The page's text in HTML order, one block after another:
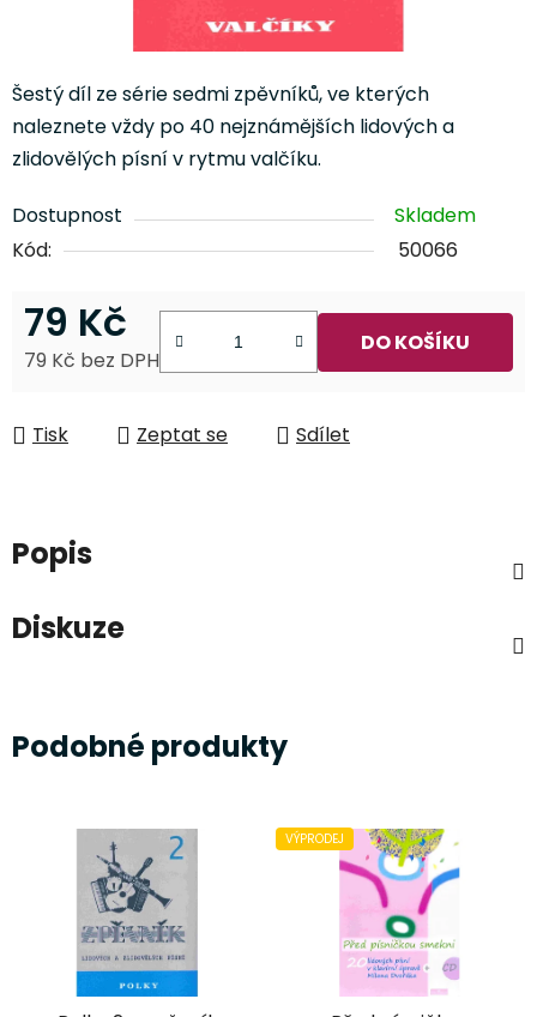
Šestý díl ze série sedmi zpěvníků, ve kterých
naleznete vždy po 40 nejznámějších lidových a
zlidovělých písní v rytmu valčíku.
Dostupnost
Skladem
Kód:
50066
79 Kč
79 Kč bez DPH
DO KOŠÍKU
Tisk Zeptat se Sdílet
Popis
Diskuze
Podobné produkty
VÝPRODEJ